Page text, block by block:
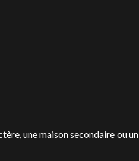
une maison secondaire ou un